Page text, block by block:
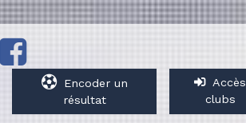
Encoder un
résultat
Accès
clubs